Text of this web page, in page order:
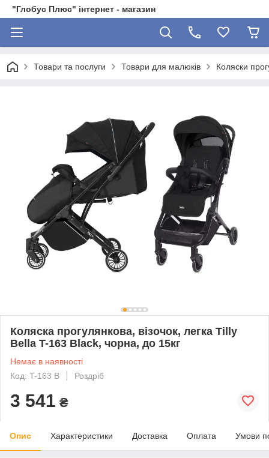
"Глобус Плюс" інтернет - магазин
Товари та послуги Товари для малюків Коляски
Коляска прогулянкова, візочок, легка Tilly
Bella T-163 Black, чорна, до 15кг
Немає в наявності
Код: T-163 B
Роздріб
3 541 ₴
Опис Характеристики Доставка Оплата Умови